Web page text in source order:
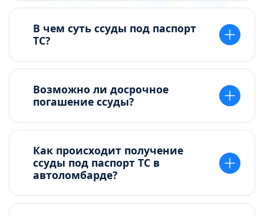
В чем суть ссуды под паспорт
ТС?
Возможно ли досрочное
погашение ссуды?
Как происходит получение
ссуды под паспорт ТС в
автоломбарде?